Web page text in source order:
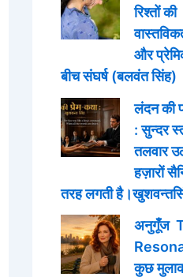
रिश्तों की
और
बीच संघर्ष (बलवंत सिंह)
लंदन की
: सुन्दर
तलवार
हज़ारों
तरह लगती
अनुगूँज
कुछ